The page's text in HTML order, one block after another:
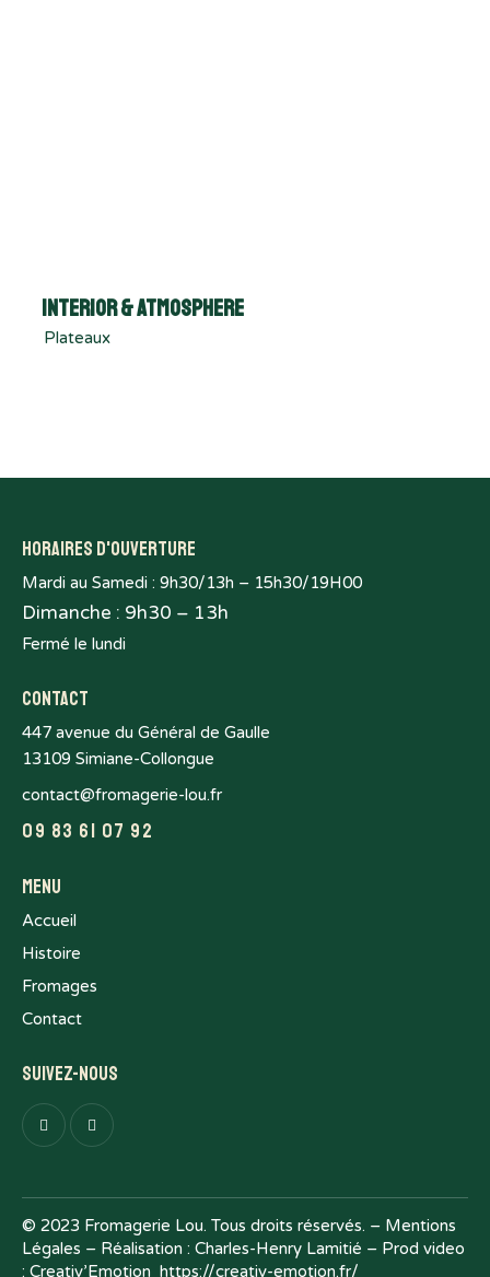
Interior & Atmosphere
Plateaux
Horaires d'ouverture
Mardi au Samedi : 9h30/13h – 15h30/19H00
Dimanche : 9h30 – 13h
Fermé le lundi
Contact
447 avenue du Général de Gaulle
13109 Simiane-Collongue
contact@fromagerie-lou.fr
09 83 61 07 92
Menu
Accueil
Histoire
Fromages
Contact
Suivez-nous
© 2023 Fromagerie Lou. Tous droits réservés. – Mentions
Légales – Réalisation : Charles-Henry Lamitié – Prod video
: Creativ’Emotion https://creativ-emotion.fr/